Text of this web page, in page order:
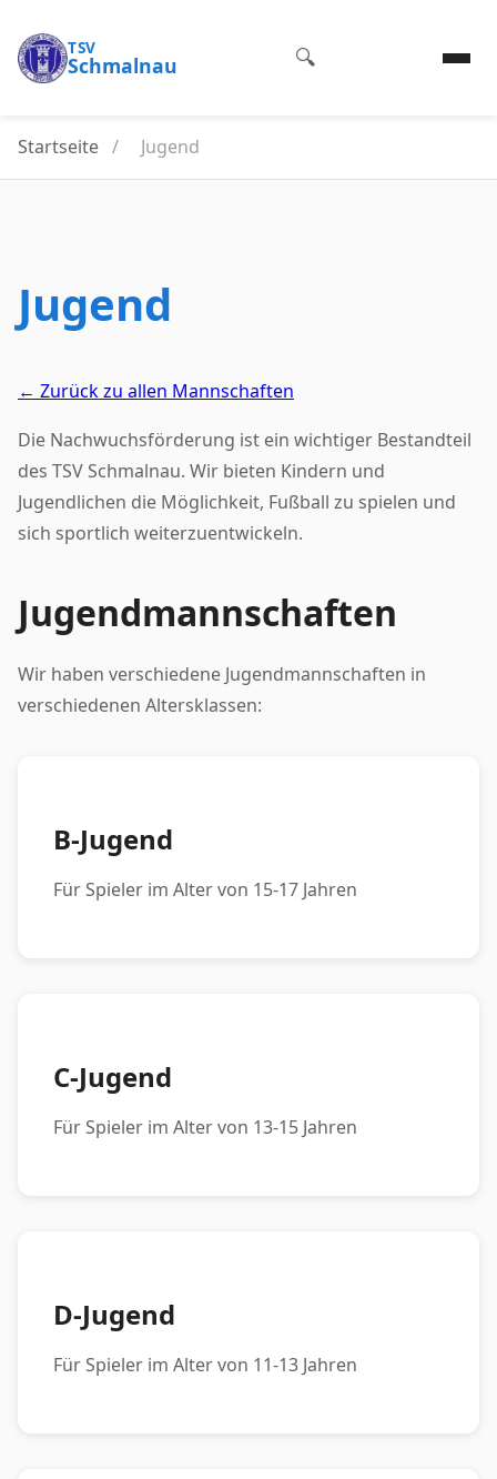
TSV
Schmalnau 🔍
Startseite / Jugend
Jugend
← Zurück zu allen Mannschaften
Die Nachwuchsförderung ist ein wichtiger Bestandteil
des TSV Schmalnau. Wir bieten Kindern und
Jugendlichen die Möglichkeit, Fußball zu spielen und
sich sportlich weiterzuentwickeln.
Jugendmannschaften
Wir haben verschiedene Jugendmannschaften in
verschiedenen Altersklassen:
B-Jugend
Für Spieler im Alter von 15-17 Jahren
C-Jugend
Für Spieler im Alter von 13-15 Jahren
D-Jugend
Für Spieler im Alter von 11-13 Jahren